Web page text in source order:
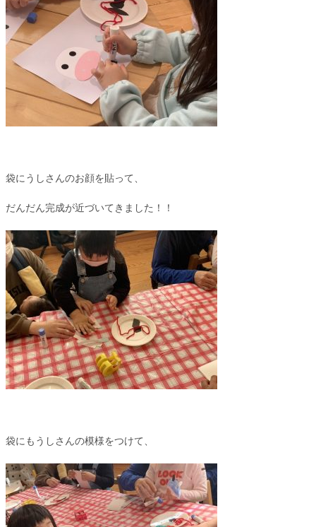
袋にうしさんのお顔を貼って、
だんだん完成が近づいてきました！！
袋にもうしさんの模様をつけて、